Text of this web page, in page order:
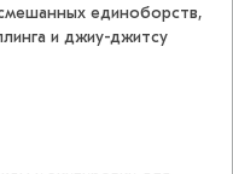
единоборств,
и джиу-джитсу